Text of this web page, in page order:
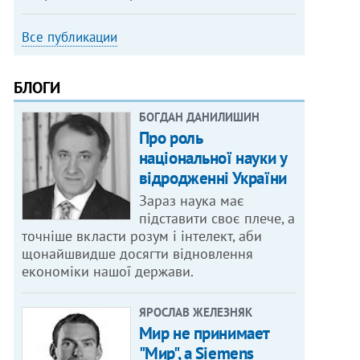
Все публикации
БЛОГИ
БОГДАН ДАНИЛИШИН
Про роль
національної науки у
відродженні України
Зараз наука має
підставити своє плече, а
точніше вкласти розум і інтелект, аби
щонайшвидше досягти відновлення
економіки нашої держави.
ЯРОСЛАВ ЖЕЛЕЗНЯК
Мир не принимает
"Мир", а Siemens